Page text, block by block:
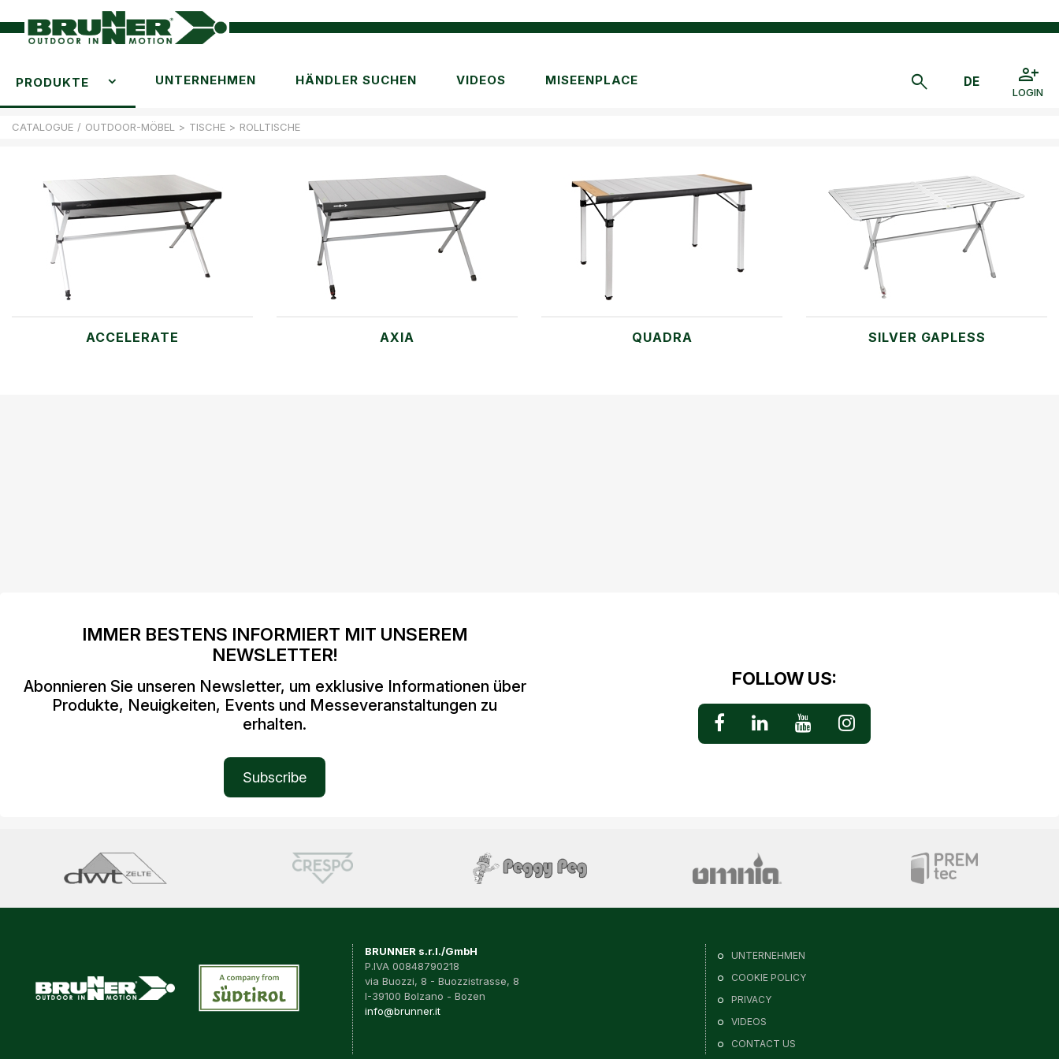
PRODUKTE UNTERNEHMEN HÄNDLER SUCHEN VIDEOS MISEENPLACE
LOGIN
CATALOGUE / OUTDOOR-MÖBEL > TISCHE > ROLLTISCHE
ACCELERATE AXIA QUADRA SILVER GAPLESS
IMMER BESTENS INFORMIERT MIT UNSEREM
NEWSLETTER!
Abonnieren Sie unseren Newsletter, um exklusive Informationen über
Produkte, Neuigkeiten, Events und Messeveranstaltungen zu
erhalten.
Subscribe
FOLLOW US:
BRUNNER s.r.l./GmbH
P.IVA 00848790218
via Buozzi, 8 - Buozzistrasse, 8
I-39100 Bolzano - Bozen
info@brunner.it
UNTERNEHMEN
COOKIE POLICY
PRIVACY
VIDEOS
CONTACT US